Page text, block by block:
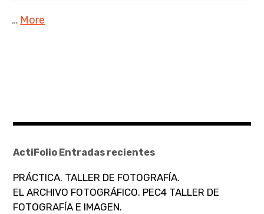
… More
ActiFolio Entradas recientes
PRÁCTICA. TALLER DE FOTOGRAFÍA.
EL ARCHIVO FOTOGRÁFICO. PEC4 TALLER DE
FOTOGRAFÍA E IMAGEN.